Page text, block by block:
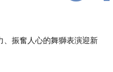
、振奮人心的舞獅表演迎新